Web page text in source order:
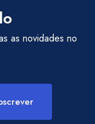
as novidades no